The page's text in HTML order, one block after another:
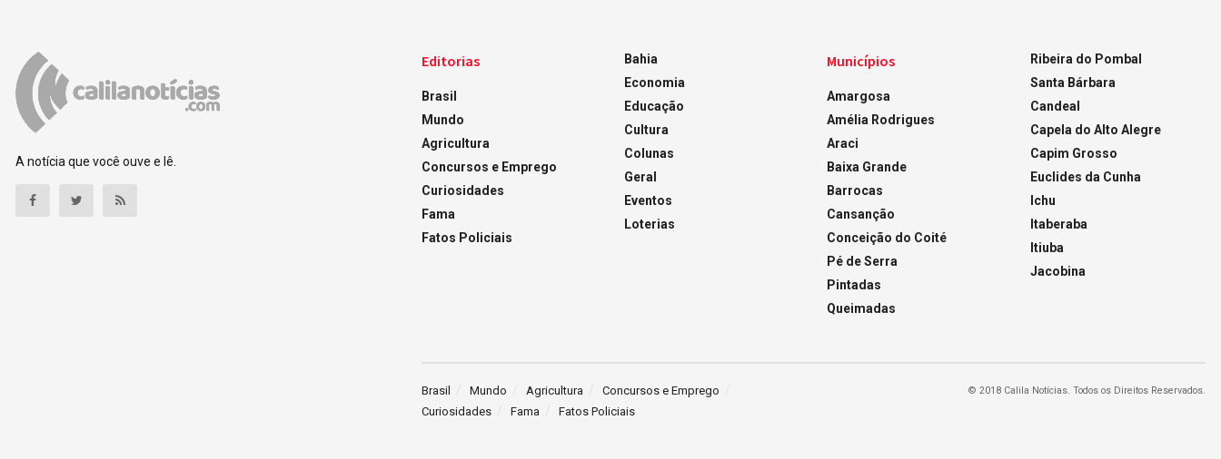
A notícia que você ouve e lê.
Editorias
Brasil
Mundo
Agricultura
Concursos e Emprego
Curiosidades
Fama
Fatos Policiais
Bahia
Economia
Educação
Cultura
Colunas
Geral
Eventos
Loterias
Municípios
Amargosa
Amélia Rodrigues
Araci
Baixa Grande
Barrocas
Cansanção
Conceição do Coité
Pé de Serra
Pintadas
Queimadas
Ribeira do Pombal
Santa Bárbara
Candeal
Capela do Alto Alegre
Capim Grosso
Euclides da Cunha
Ichu
Itaberaba
Itiuba
Jacobina
Brasil Mundo Agricultura
Concursos e Emprego
Curiosidades
Fama Fatos Policiais
© 2018 Calila Notícias. Todos os Direitos Reservados.